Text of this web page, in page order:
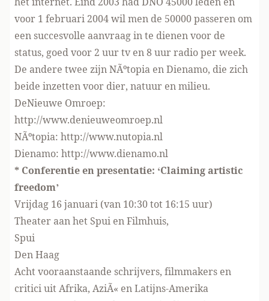
voor 1 februari 2004 wil men de 50000 passeren om
een succesvolle aanvraag in te dienen voor de
status, goed voor 2 uur tv en 8 uur radio per week.
De andere twee zijn NÃºtopia en Dienamo, die zich
beide inzetten voor dier, natuur en milieu.
DeNieuwe Omroep:
http://www.denieuweomroep.nl
NÃºtopia: http://www.nutopia.nl
Dienamo: http://www.dienamo.nl
* Conferentie en presentatie: ‘Claiming artistic
freedom’
Vrijdag 16 januari (van 10:30 tot 16:15 uur)
Theater aan het Spui en Filmhuis,
Spui
Den Haag
Acht vooraanstaande schrijvers, filmmakers en
critici uit Afrika, AziÃ« en Latijns-Amerika